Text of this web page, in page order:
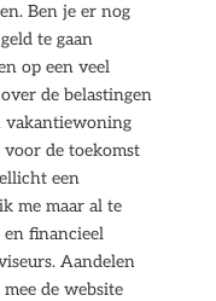
Ben je er nog
te gaan
op een veel
de belastingen
vakantiewoning
voor de toekomst
een
me maar al te
en financieel
Aandelen
de website